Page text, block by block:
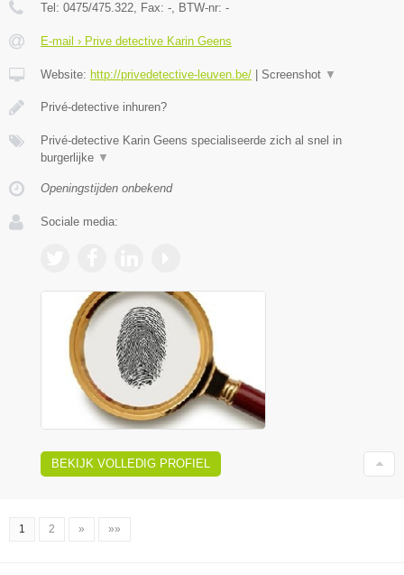
Tel: 0475/475.322, Fax: -, BTW-nr: -
E-mail › Prive detective Karin Geens
Website: http://privedetective-leuven.be/ Screenshot ▼
Privé-detective inhuren?
Privé-detective Karin Geens specialiseerde zich al snel in
burgerlijke ▼
Openingstijden onbekend
Sociale media:
BEKIJK VOLLEDIG PROFIEL
1 2 » »»